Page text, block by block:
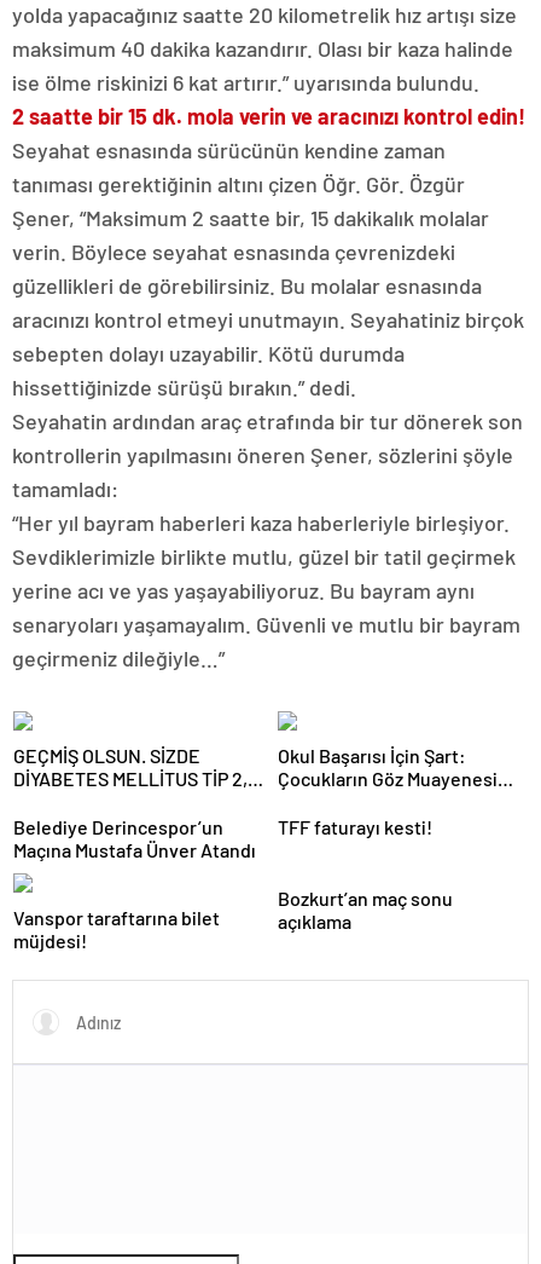
yolda yapacağınız saatte 20 kilometrelik hız artışı size
maksimum 40 dakika kazandırır. Olası bir kaza halinde
ise ölme riskinizi 6 kat artırır.” uyarısında bulundu.
2 saatte bir 15 dk. mola verin ve aracınızı kontrol edin!
Seyahat esnasında sürücünün kendine zaman
tanıması gerektiğinin altını çizen Öğr. Gör. Özgür
Şener, “Maksimum 2 saatte bir, 15 dakikalık molalar
verin. Böylece seyahat esnasında çevrenizdeki
güzellikleri de görebilirsiniz. Bu molalar esnasında
aracınızı kontrol etmeyi unutmayın. Seyahatiniz birçok
sebepten dolayı uzayabilir. Kötü durumda
hissettiğinizde sürüşü bırakın.” dedi.
Seyahatin ardından araç etrafında bir tur dönerek son
kontrollerin yapılmasını öneren Şener, sözlerini şöyle
tamamladı:
“Her yıl bayram haberleri kaza haberleriyle birleşiyor.
Sevdiklerimizle birlikte mutlu, güzel bir tatil geçirmek
yerine acı ve yas yaşayabiliyoruz. Bu bayram aynı
senaryoları yaşamayalım. Güvenli ve mutlu bir bayram
geçirmeniz dileğiyle…”
GEÇMİŞ OLSUN. SİZDE
DİYABETES MELLİTUS TİP 2,
Okul Başarısı İçin Şart:
Çocukların Göz Muayenesi
Belediye Derincespor’un
Maçına Mustafa Ünver Atandı
TFF faturayı kesti!
Vanspor taraftarına bilet
müjdesi!
Bozkurt’an maç sonu
açıklama